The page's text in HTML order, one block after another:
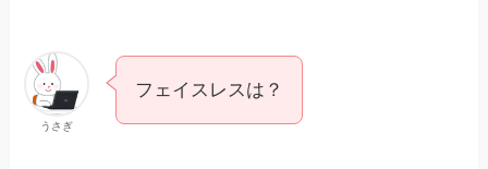
うさぎ
フェイスレスは？